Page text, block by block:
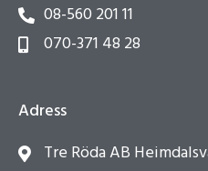
08-560 201 11
070-371 48 28
Adress
Tre Röda AB